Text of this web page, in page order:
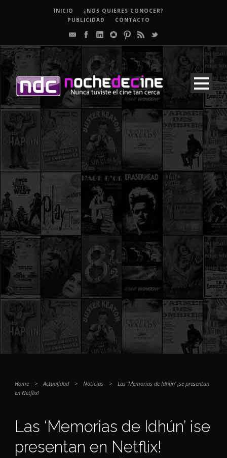
INICIO
¿NOS QUIERES CONOCER?
PUBLICIDAD
CONTACTO
Home > Actualidad > Noticias >
Las ‘Memorias de Idhún’ ¡se presentan
en Netflix!
Las ‘Memorias de Idhún’ ¡se
presentan en Netflix!